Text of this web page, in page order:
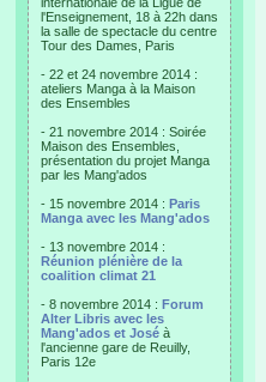
l'Enseignement, 18 à 22h dans
la salle de spectacle du centre
Tour des Dames, Paris
- 22 et 24 novembre 2014 :
ateliers Manga à la Maison
des Ensembles
- 21 novembre 2014 : Soirée
Maison des Ensembles,
présentation du projet Manga
par les Mang'ados
- 15 novembre 2014 : Paris
Manga avec les Mang'ados
- 13 novembre 2014 :
Réunion plénière de la
coalition climat 21
- 8 novembre 2014 : Forum
Alter Libris avec les
Mang'ados et José à
l'ancienne gare de Reuilly,
Paris 12e